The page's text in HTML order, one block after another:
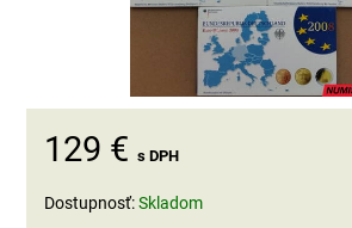
129 € s DPH
Dostupnosť:Skladom